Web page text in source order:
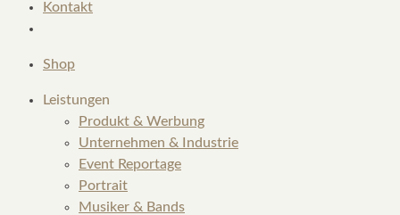
Kontakt
Shop
Leistungen
Produkt & Werbung
Unternehmen & Industrie
Event Reportage
Portrait
Musiker & Bands